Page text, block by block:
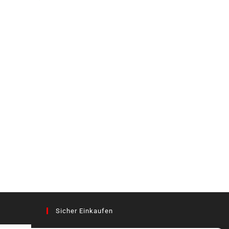
Sicher Einkaufen